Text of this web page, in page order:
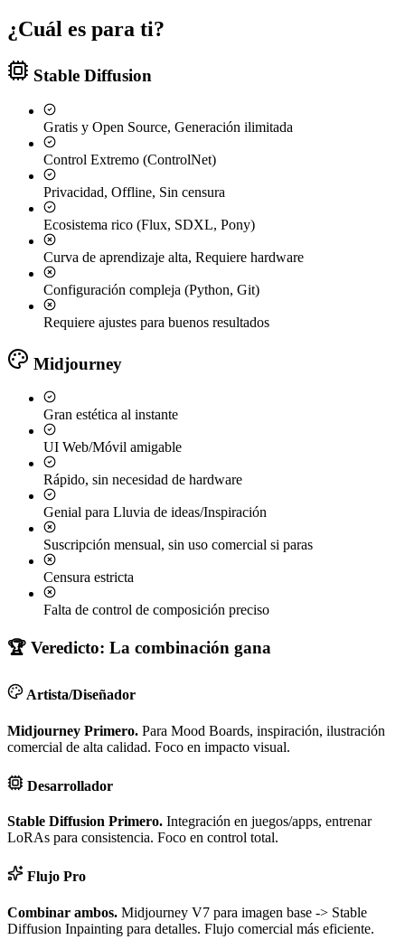
¿Cuál es para ti?
Stable Diffusion
Gratis y Open Source, Generación ilimitada
Control Extremo (ControlNet)
Privacidad, Offline, Sin censura
Ecosistema rico (Flux, SDXL, Pony)
Curva de aprendizaje alta, Requiere hardware
Configuración compleja (Python, Git)
Requiere ajustes para buenos resultados
Midjourney
Gran estética al instante
UI Web/Móvil amigable
Rápido, sin necesidad de hardware
Genial para Lluvia de ideas/Inspiración
Suscripción mensual, sin uso comercial si paras
Censura estricta
Falta de control de composición preciso
🏆 Veredicto: La combinación gana
Artista/Diseñador
Midjourney Primero. Para Mood Boards, inspiración, ilustración
comercial de alta calidad. Foco en impacto visual.
Desarrollador
Stable Diffusion Primero. Integración en juegos/apps, entrenar
LoRAs para consistencia. Foco en control total.
Flujo Pro
Combinar ambos. Midjourney V7 para imagen base -> Stable
Diffusion Inpainting para detalles. Flujo comercial más eficiente.